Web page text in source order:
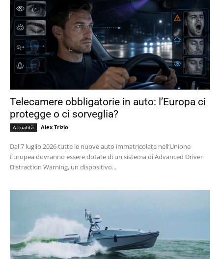
Telecamere obbligatorie in auto: l’Europa ci
protegge o ci sorveglia?
Attualità Alex Trizio
Dal 7 luglio 2026 tutte le nuove auto immatricolate nell’Unione
Europea dovranno essere dotate di un sistema di Advanced Driver
Distraction Warning, un dispositivo...